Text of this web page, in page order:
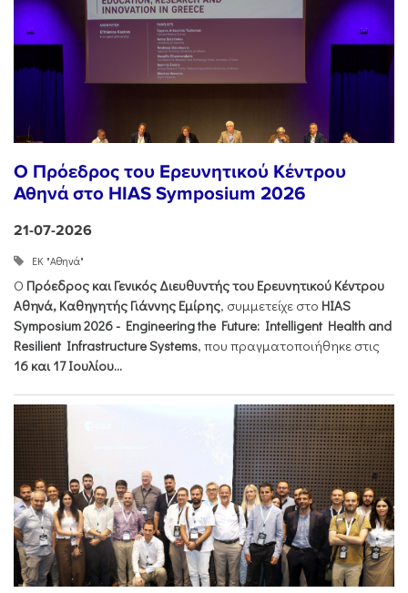
Ο Πρόεδρος του Ερευνητικού Κέντρου
Αθηνά στο HIAS Symposium 2026
21-07-2026
ΕΚ "Αθηνά"
Ο Πρόεδρος και Γενικός Διευθυντής του Ερευνητικού Κέντρου
Αθηνά, Καθηγητής Γιάννης Εμίρης, συμμετείχε στο HIAS
Symposium 2026 - Engineering the Future: Intelligent Health and
Resilient Infrastructure Systems, που πραγματοποιήθηκε στις
16 και 17 Ιουλίου...